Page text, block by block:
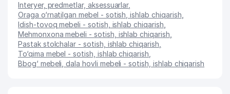
Interyer, predmetlar, aksessuarlar,
Oraga o‘rnatilgan mebel - sotish, ishlab chiqarish
Idish-tovoq mebeli - sotish, ishlab chiqarish
Mehmonxona mebeli - sotish, ishlab chiqarish
Pastak stolchalar - sotish, ishlab chiqarish
To‘qima mebel - sotish, ishlab chiqarish
Bbog‘ mebeli, dala hovli mebeli - sotish, ishlab chiqarish